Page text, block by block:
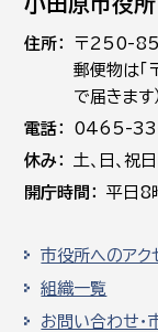
住所
〒250-
郵便物は
で届きます
電話
0465-33-
休み
土､日､祝
開庁時間
平日8
市役所へのアク
組織一覧
お問い合わせ・